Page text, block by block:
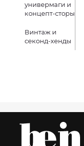
универмаги и
концепт-сторы
Винтаж и
секонд-хенды